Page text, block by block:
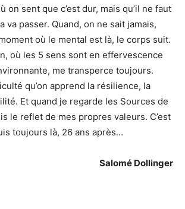
on sent que c’est dur, mais qu’il ne faut
va passer. Quand, on ne sait jamais,
où le mental est là, le corps suit.
où les 5 sens sont en effervescence
me transperce toujours.
qu’on apprend la résilience, la
Et quand je regarde les Sources de
le reflet de mes propres valeurs. C’est
toujours là, 26 ans après…
Salomé Dollinger